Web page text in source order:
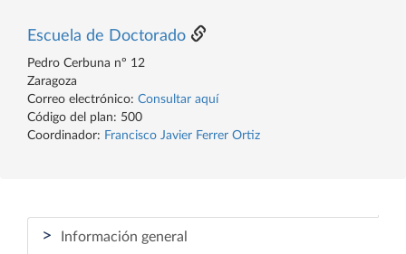
Escuela de Doctorado
Pedro Cerbuna nº 12
Zaragoza
Correo electrónico: Consultar aquí
Código del plan: 500
Coordinador: Francisco Javier Ferrer Ortiz
> Información general